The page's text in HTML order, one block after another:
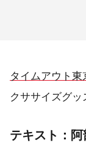
タイムアウト東
クササイズグッ
テキスト：阿